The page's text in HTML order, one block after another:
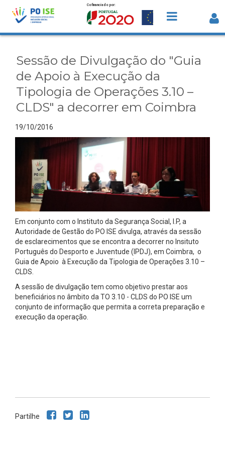
Saltar para o conteúdo
Apoio à Execução da Tipologia de
Operações 3.10 – CLDS" a decorrer em
Coimbra - Detalhe da Notícia
Cofinanciado por:
Sessão de Divulgação do "Guia
de Apoio à Execução da
Tipologia de Operações 3.10 –
CLDS" a decorrer em Coimbra
19/10/2016
Em conjunto com o Instituto da Segurança Social, I.P, a
Autoridade de Gestão do PO ISE divulga, através da sessão
de esclarecimentos que se encontra a decorrer no Insituto
Português do Desporto e Juventude (IPDJ), em Coimbra, o
Guia de Apoio à Execução da Tipologia de Operações 3.10 –
CLDS.
A sessão de divulgação tem como objetivo prestar aos
beneficiários no âmbito da TO 3.10 - CLDS do PO ISE um
conjunto de informação que permita a correta preparação e
execução da operação.
Partilhe